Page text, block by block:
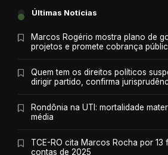
Últimas Notícias
Marcos Rogério mostra plano de
projetos e promete cobrança
Quem tem os direitos políticos
dirigir partido, confirma
Rondônia na UTI: mortalidade
média
TCE-RO cita Marcos Rocha por 13
contas de 2025